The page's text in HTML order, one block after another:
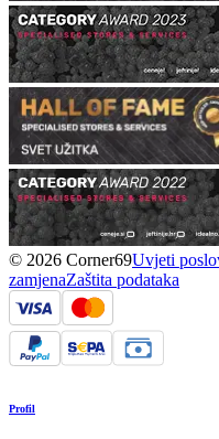
© 2026 Corner69Uvjeti
zamjenaZaštita podataka
Profil